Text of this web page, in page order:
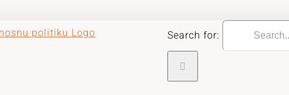
Search for: